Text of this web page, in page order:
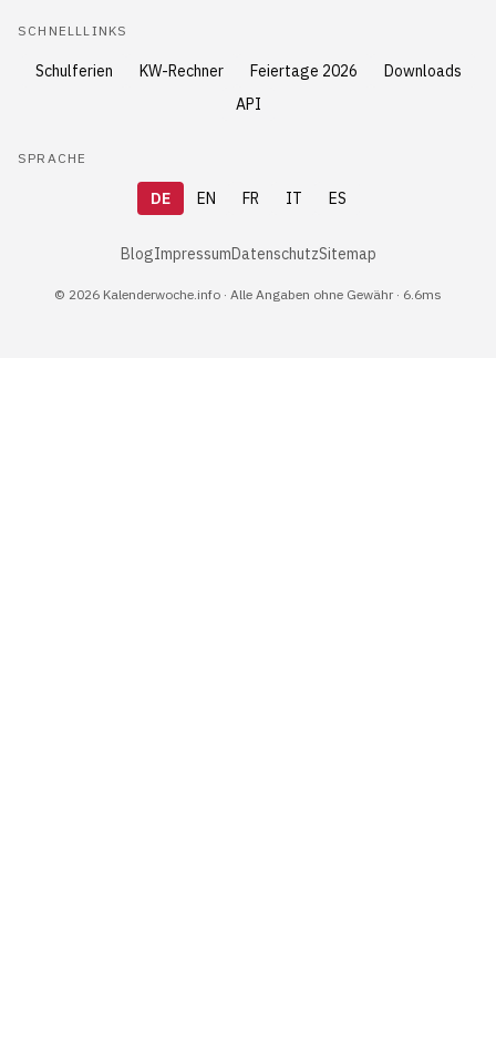
SCHNELLLINKS
Schulferien KW-Rechner Feiertage 2026
Downloads
API
SPRACHE
DE EN FR IT ES
BlogImpressumDatenschutzSitemap
© 2026 Kalenderwoche.info · Alle Angaben ohne Gewähr · 6.6ms